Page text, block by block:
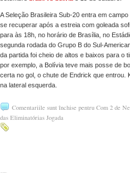
A Seleção Brasileira Sub-20 entra em
se recuperar após a estreia com goleada
para às 18h, no horário de Brasília, no
segunda rodada do Grupo B do Sul-
da partida foi cheio de altos e baixos para o
por exemplo, a Bolívia teve mais posse de
certa no gol, o chute de Endrick que entrou.
na lateral esquerda.
Comentariile sunt închise pentru Com 2 de
das Eliminatórias Jogada